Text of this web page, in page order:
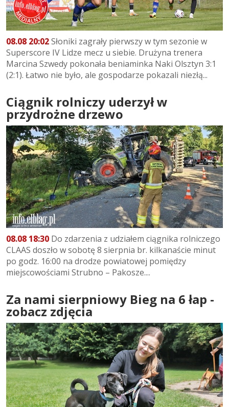
08.08 20:02Słoniki zagrały pierwszy w tym sezonie w
Superscore IV Lidze mecz u siebie. Drużyna trenera
Marcina Szwedy pokonała beniaminka Naki Olsztyn 3:1
(2:1). Łatwo nie było, ale gospodarze pokazali niezłą...
Ciągnik rolniczy uderzył w
przydrożne drzewo
08.08 18:30 Do zdarzenia z udziałem ciągnika rolniczego
CLAAS doszło w sobotę 8 sierpnia br. kilkanaście minut
po godz. 16:00 na drodze powiatowej pomiędzy
miejscowościami Strubno – Pakosze....
Za nami sierpniowy Bieg na 6 łap -
zobacz zdjęcia